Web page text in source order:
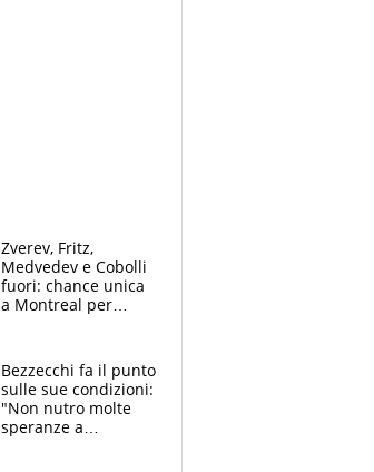
Zverev, Fritz,
Medvedev e Cobolli
fuori: chance unica
a Montreal per
attacca le palline
Bezzecchi fa il punto
sulle sue condizioni:
"Non nutro molte
speranze a